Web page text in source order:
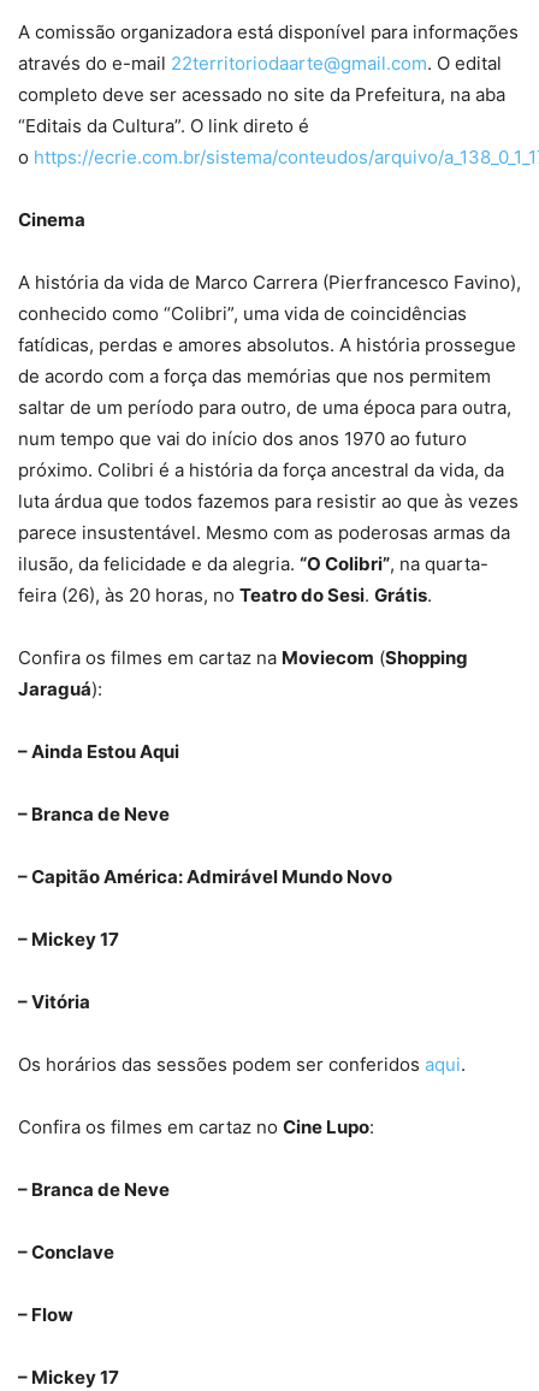
A comissão organizadora está disponível para informações
através do e-mail 22territoriodaarte@gmail.com. O edital
completo deve ser acessado no site da Prefeitura, na aba
“Editais da Cultura”. O link direto é
o https://ecrie.com.br/sistema/conteudos/arquivo/
Cinema
A história da vida de Marco Carrera (Pierfrancesco Favino),
conhecido como “Colibri”, uma vida de coincidências
fatídicas, perdas e amores absolutos. A história prossegue
de acordo com a força das memórias que nos permitem
saltar de um período para outro, de uma época para outra,
num tempo que vai do início dos anos 1970 ao futuro
próximo. Colibri é a história da força ancestral da vida, da
luta árdua que todos fazemos para resistir ao que às vezes
parece insustentável. Mesmo com as poderosas armas da
ilusão, da felicidade e da alegria. “O Colibri”, na quarta-
feira (26), às 20 horas, no Teatro do Sesi. Grátis.
Confira os filmes em cartaz na Moviecom (Shopping
Jaraguá):
– Ainda Estou Aqui
– Branca de Neve
– Capitão América: Admirável Mundo Novo
– Mickey 17
– Vitória
Os horários das sessões podem ser conferidos aqui.
Confira os filmes em cartaz no Cine Lupo:
– Branca de Neve
– Conclave
– Flow
– Mickey 17